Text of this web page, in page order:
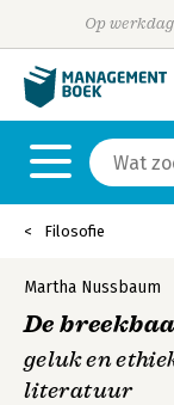
Op
Filosofie
Martha Nussbaum
De
geluk en
literatuur